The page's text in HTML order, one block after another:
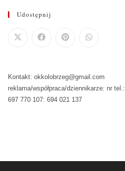
Udostępnij
Kontakt: okkolobrzeg@gmail.com
reklama/współpraca/dziennikarze: nr tel.:
697 770 107: 694 021 137